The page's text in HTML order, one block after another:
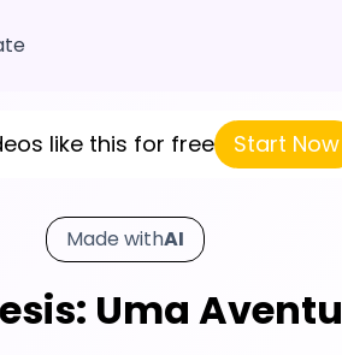
like this for free Start Now
Made withAI
Uma